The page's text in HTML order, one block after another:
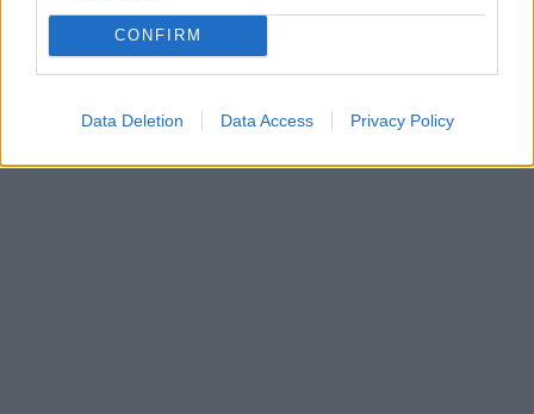
CONFIRM
Data Deletion Data Access Privacy Policy